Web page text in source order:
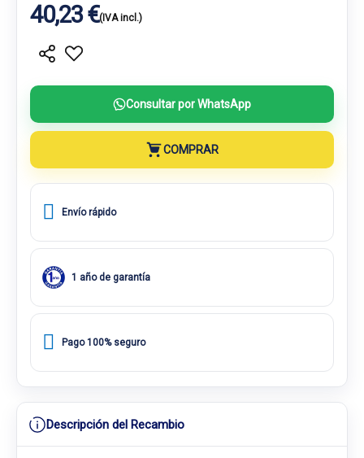
40,23 €(IVA incl.)
Consultar por WhatsApp
COMPRAR
Envío rápido
1 año de garantía
Pago 100% seguro
Descripción del Recambio